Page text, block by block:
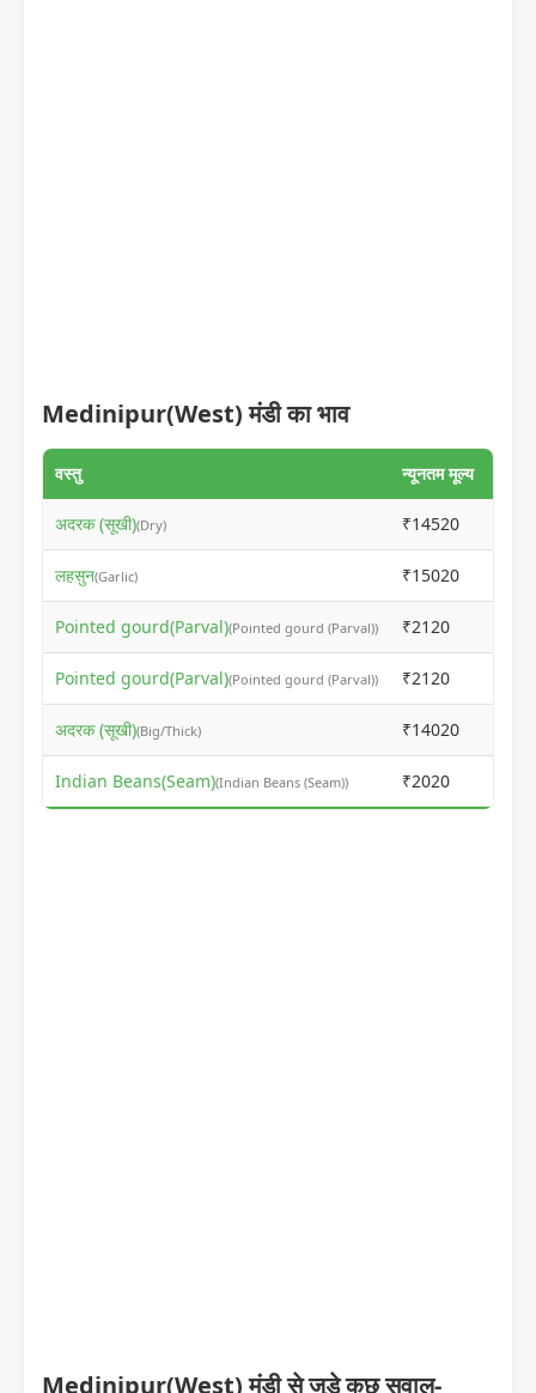
Medinipur(West) मंडी का भाव
वस्तु न्यूनतम मूल्य
अदरक (सूखी)(Dry) ₹14520
लहसुन(Garlic) ₹15020
Pointed gourd(Parval)(Pointed gourd (Parval)) ₹2120
Pointed gourd(Parval)(Pointed gourd (Parval)) ₹2120
अदरक (सूखी)(Big/Thick) ₹14020
Indian Beans(Seam)(Indian Beans (Seam)) ₹2020
Medinipur(West) मंडी से जुड़े कुछ सवाल-